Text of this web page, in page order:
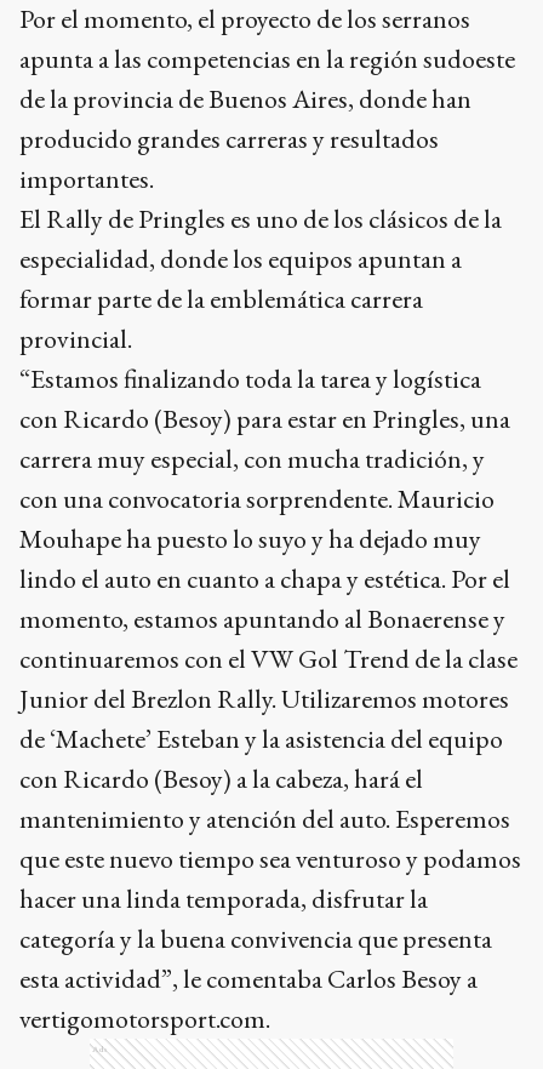
Por el momento, el proyecto de los serranos
apunta a las competencias en la región sudoeste
de la provincia de Buenos Aires, donde han
producido grandes carreras y resultados
importantes.
El Rally de Pringles es uno de los clásicos de la
especialidad, donde los equipos apuntan a
formar parte de la emblemática carrera
provincial.
“Estamos finalizando toda la tarea y logística
con Ricardo (Besoy) para estar en Pringles, una
carrera muy especial, con mucha tradición, y
con una convocatoria sorprendente. Mauricio
Mouhape ha puesto lo suyo y ha dejado muy
lindo el auto en cuanto a chapa y estética. Por el
momento, estamos apuntando al Bonaerense y
continuaremos con el VW Gol Trend de la clase
Junior del Brezlon Rally. Utilizaremos motores
de ‘Machete’ Esteban y la asistencia del equipo
con Ricardo (Besoy) a la cabeza, hará el
mantenimiento y atención del auto. Esperemos
que este nuevo tiempo sea venturoso y podamos
hacer una linda temporada, disfrutar la
categoría y la buena convivencia que presenta
esta actividad”, le comentaba Carlos Besoy a
vertigomotorsport.com.
Ads